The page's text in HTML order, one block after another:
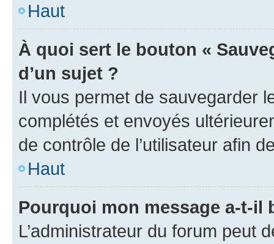
Haut
À quoi sert le bouton «
d’un sujet ?
Il vous permet de sauvegarder
complétés et envoyés
de contrôle de l’utilisateur afin
Haut
Pourquoi mon message a-t-il
L’administrateur du forum peut